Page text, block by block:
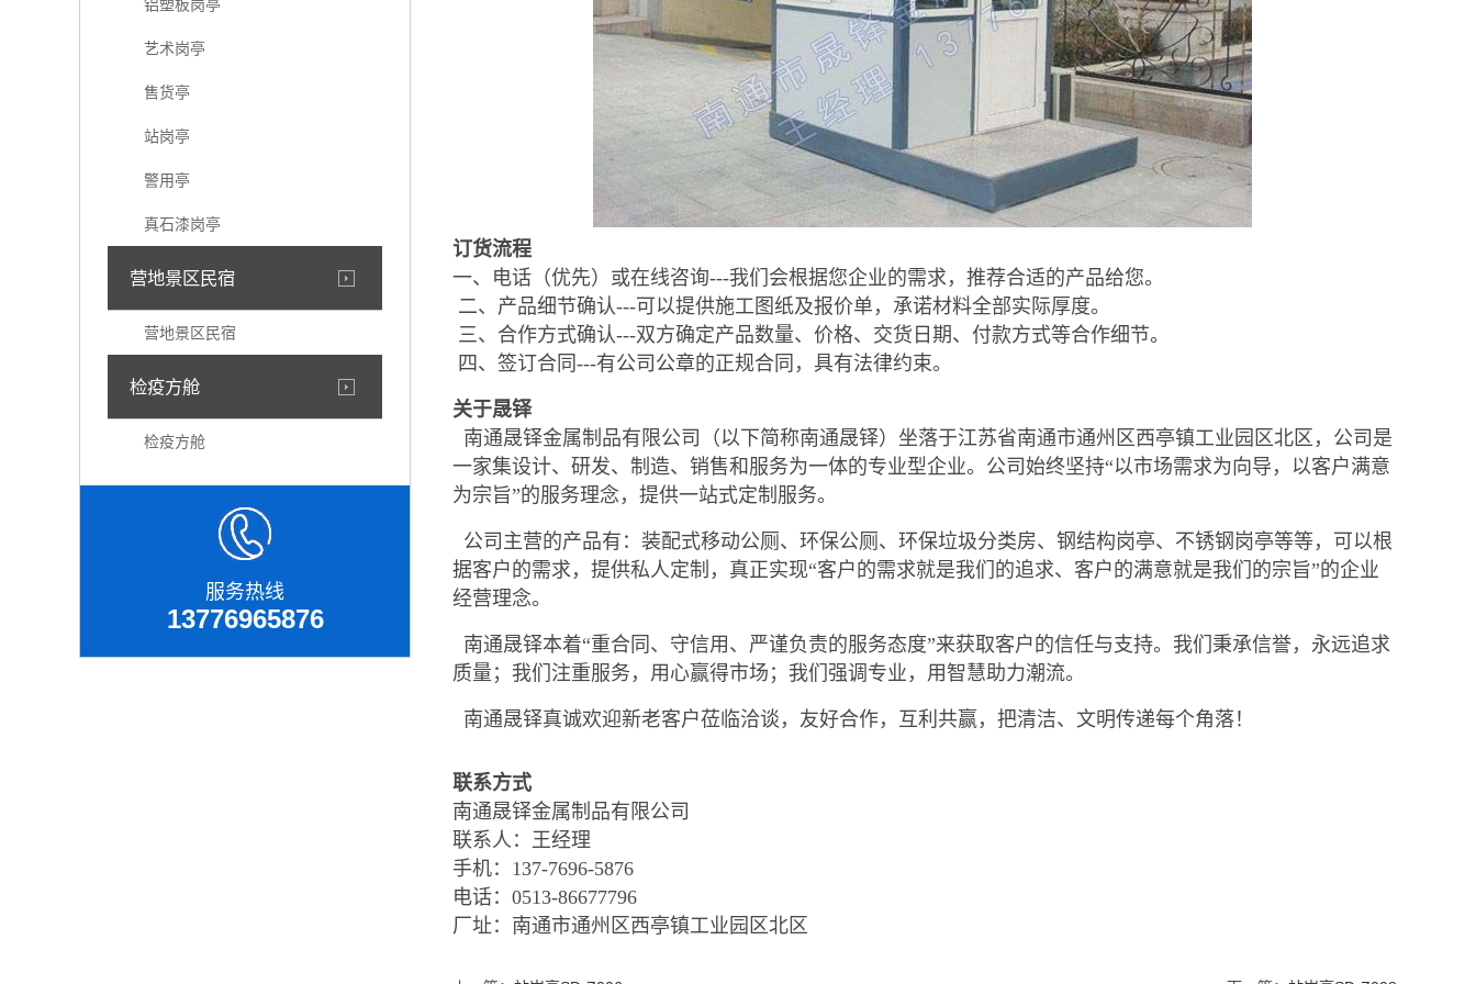
铝塑板岗亭
艺术岗亭
售货亭
站岗亭
警用亭
真石漆岗亭
营地景区民宿
营地景区民宿
检疫方舱
检疫方舱
服务热线
13776965876
订货流程
一、电话（优先）或在线咨询---我们会根据您企业的需求，推荐合适的产品给您。
二、产品细节确认---可以提供施工图纸及报价单，承诺材料全部实际厚度。
三、合作方式确认---双方确定产品数量、价格、交货日期、付款方式等合作细节。
四、签订合同---有公司公章的正规合同，具有法律约束。
关于晟铎
南通晟铎金属制品有限公司（以下简称南通晟铎）坐落于江苏省南通市通州区西亭镇工业园区北区，公司是
一家集设计、研发、制造、销售和服务为一体的专业型企业。公司始终坚持“以市场需求为向导，以客户满意
为宗旨”的服务理念，提供一站式定制服务。
公司主营的产品有：装配式移动公厕、环保公厕、环保垃圾分类房、钢结构岗亭、不锈钢岗亭等等，可以根
据客户的需求，提供私人定制，真正实现“客户的需求就是我们的追求、客户的满意就是我们的宗旨”的企业
经营理念。
南通晟铎本着“重合同、守信用、严谨负责的服务态度”来获取客户的信任与支持。我们秉承信誉，永远追求
质量；我们注重服务，用心赢得市场；我们强调专业，用智慧助力潮流。
南通晟铎真诚欢迎新老客户莅临洽谈，友好合作，互利共赢，把清洁、文明传递每个角落！
联系方式
南通晟铎金属制品有限公司
联系人：王经理
手机：137-7696-5876
电话：0513-86677796
厂址：南通市通州区西亭镇工业园区北区